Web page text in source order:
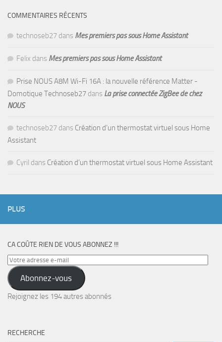
COMMENTAIRES RÉCENTS
technoseb27 dans Mes premiers pas sous Home Assistant
Felix dans Mes premiers pas sous Home Assistant
Prise NOUS A8M Wi-Fi 16A : la nouvelle référence Matter -
Domotique Technoseb27 dans La prise connectée ZigBee de chez
NOUS
technoseb27 dans Création d’un thermostat virtuel sous Home
Assistant
Cyril dans Création d’un thermostat virtuel sous Home Assistant
PLUS
CA COÛTE RIEN DE VOUS ABONNEZ !!!
Votre
adresse
e-
mail
Abonnez-vous
Rejoignez les 194 autres abonnés
RECHERCHE